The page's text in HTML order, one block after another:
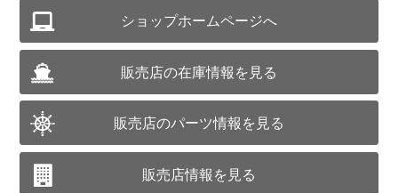
ショップホームページへ
販売店の在庫情報を見る
販売店のパーツ情報を見る
販売店情報を見る